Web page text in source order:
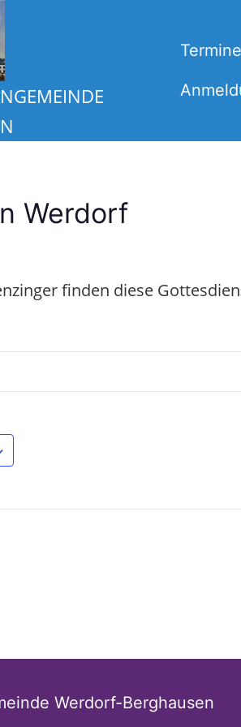
Termine
Werdorf
finden diese
Werdorf-Berghausen